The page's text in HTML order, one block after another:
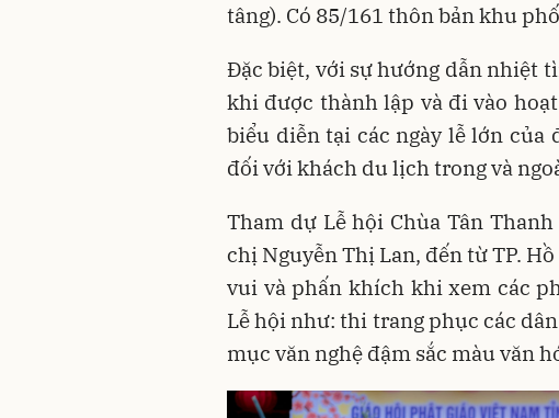
tâng). Có 85/161 thôn bản khu
Đặc biệt, với sự hướng dẫn nhiệt
khi được thành lập và đi vào
biểu diễn tại các ngày lễ lớn của
đối với khách du lịch trong và
Tham dự Lễ hội Chùa Tân
chị Nguyễn Thị Lan, đến từ TP.
vui và phấn khích khi xem các
Lễ hội như: thi trang phục các
mục văn nghệ đậm sắc màu văn